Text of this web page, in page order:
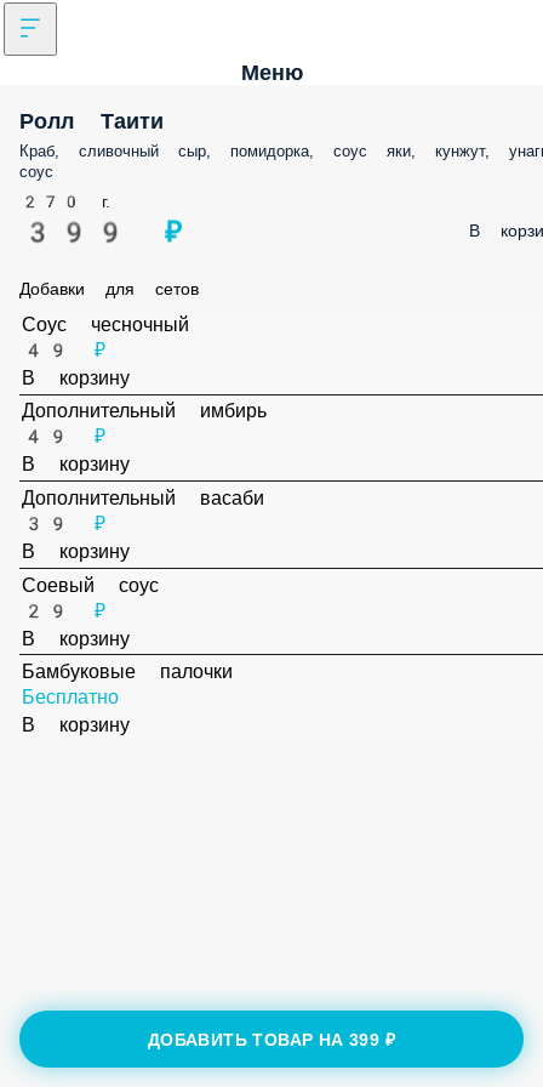
Меню
Ролл Таити
Краб, сливочный сыр, помидорка, соус яки, кунжут,
соус
270 г.
399 ₽ В
Добавки для сетов
Соус чесночный
49 ₽
В корзину
Дополнительный имбирь
49 ₽
В корзину
Дополнительный васаби
39 ₽
В корзину
Соевый соус
29 ₽
В корзину
ДОБАВИТЬ ТОВАР НА399 ₽